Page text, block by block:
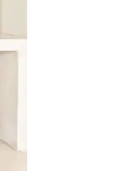
prstom po zaslonu.